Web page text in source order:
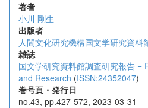
著者
小川 剛生
出版者
人間文化研究機構国文学研究資料
雑誌
国文学研究資料館調査研究報告 =
and Research (ISSN:24352047)
巻号頁・発行日
no.43, pp.427-572, 2023-03-31